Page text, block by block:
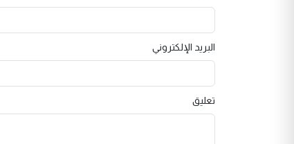
البريد الإلكتروني
تعليق